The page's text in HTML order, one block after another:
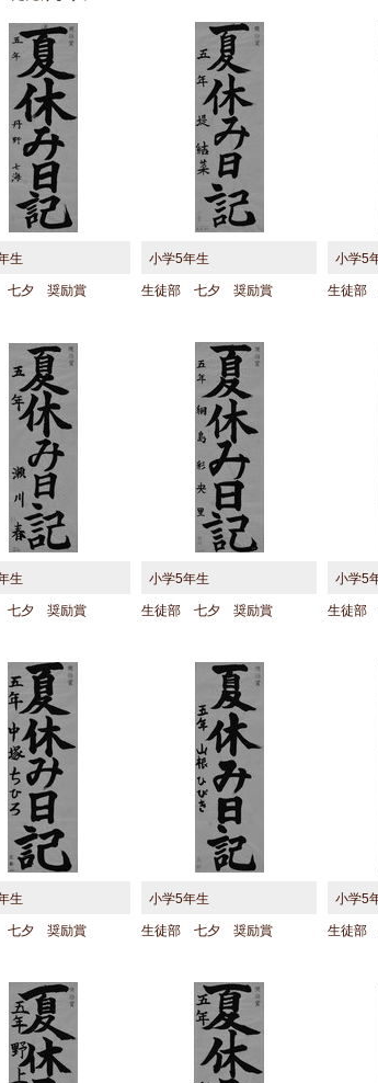
生
七夕 奨励賞
小学5年生
生徒部 七夕 奨励賞
小学5
生徒部
生
七夕 奨励賞
小学5年生
生徒部 七夕 奨励賞
小学5
生徒部
生
七夕 奨励賞
小学5年生
生徒部 七夕 奨励賞
小学5
生徒部